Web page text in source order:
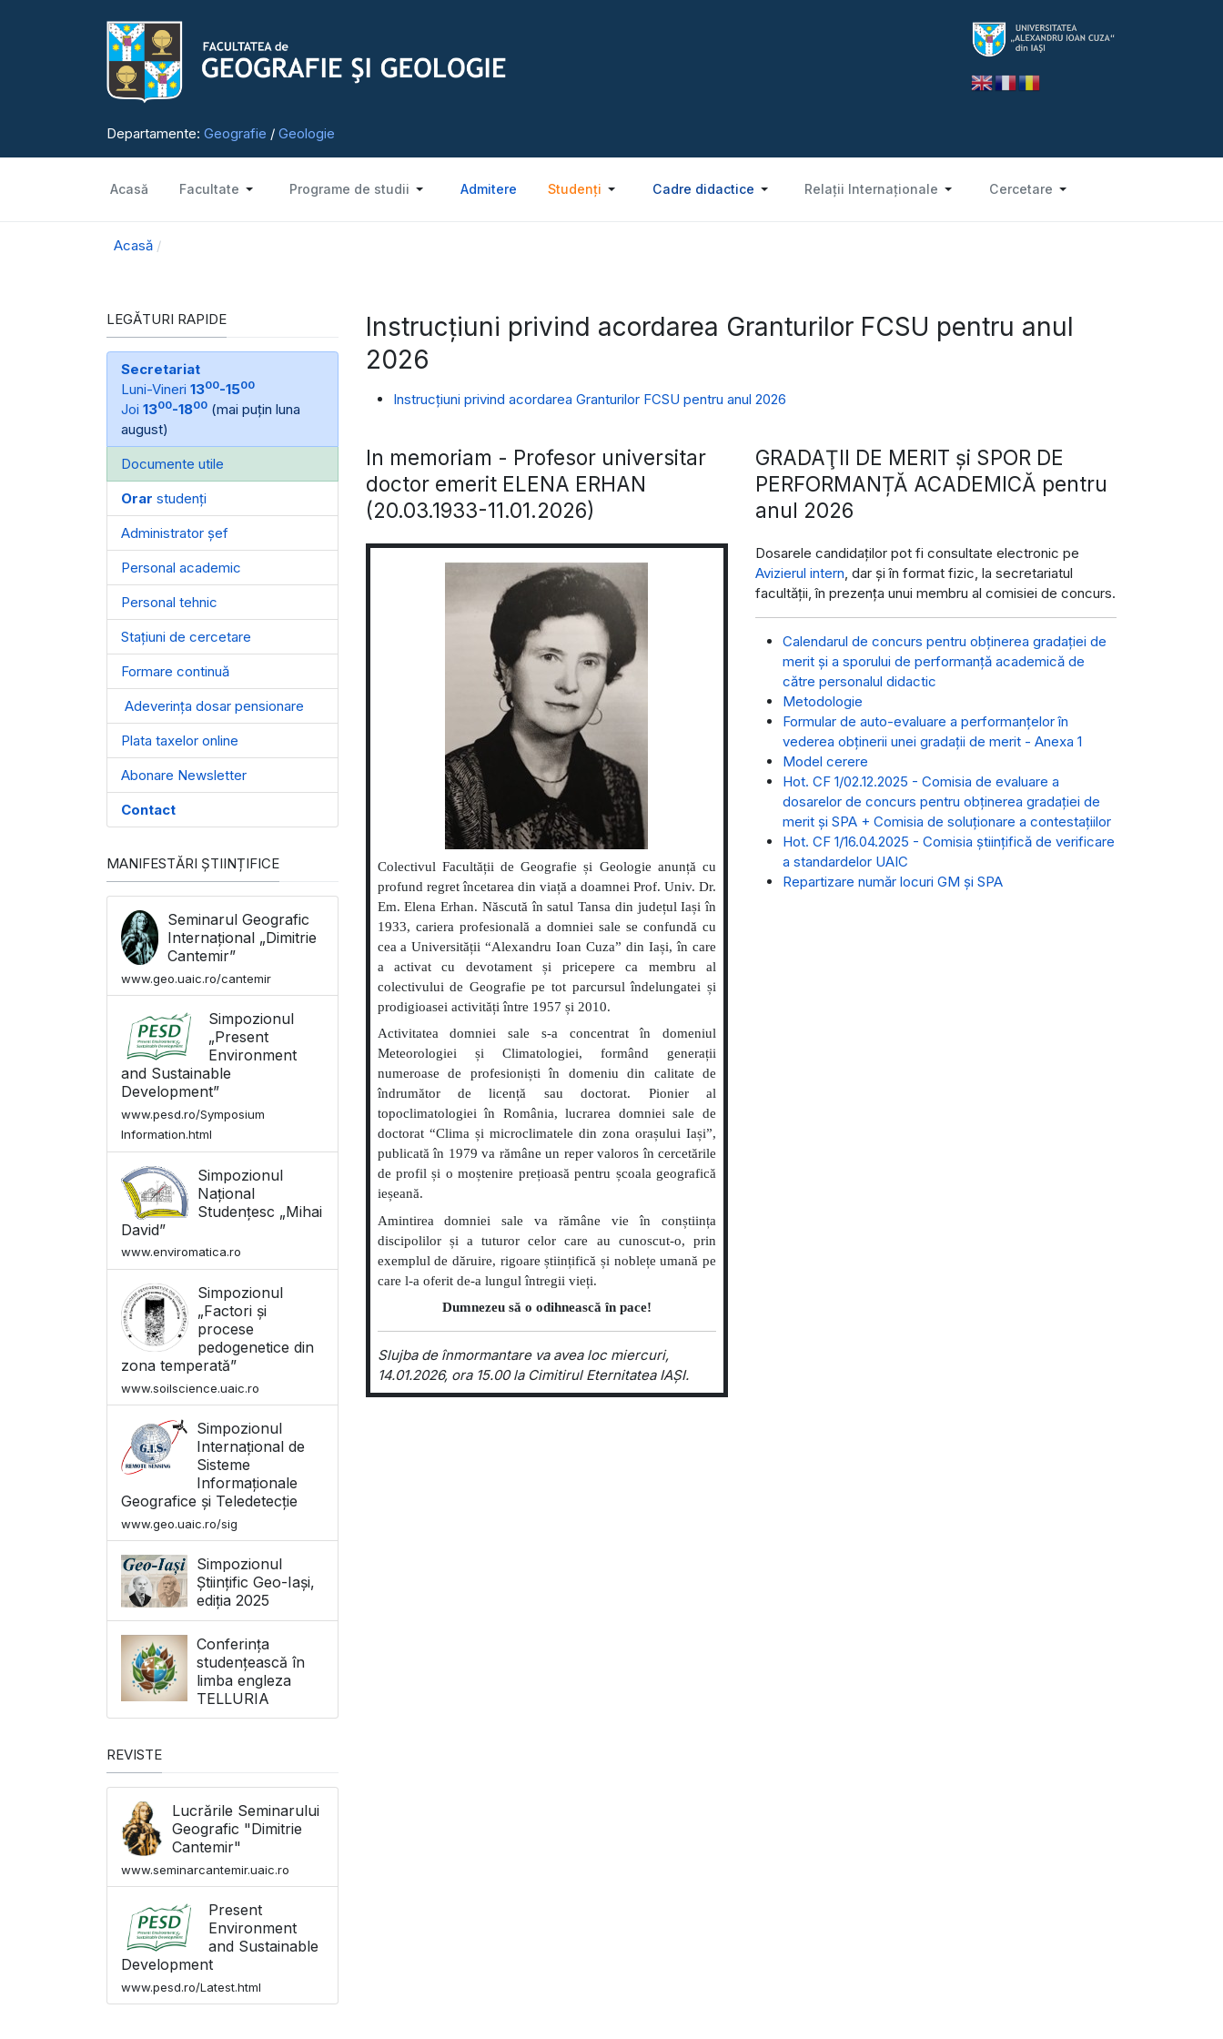
Departamente: Geografie / Geologie
Acasă Facultate Programe de studii Admitere Studenți Cadre didactice Relații Internaționale Cercetare
Acasă
Instrucțiuni privind acordarea Granturilor FCSU pentru anul
2026
Instrucțiuni privind acordarea Granturilor FCSU pentru anul 2026
In memoriam - Profesor universitar
doctor emerit ELENA ERHAN
(20.03.1933-11.01.2026)
Colectivul Facultății de Geografie și Geologie anunță cu
profund regret încetarea din viață a doamnei Prof. Univ. Dr.
Em. Elena Erhan. Născută în satul Tansa din județul Iași în
1933, cariera profesională a domniei sale se confundă cu
cea a Universității “Alexandru Ioan Cuza” din Iași, în care
a activat cu devotament și pricepere ca membru al
colectivului de Geografie pe tot parcursul îndelungatei și
prodigioasei activități între 1957 și 2010.
Activitatea domniei sale s-a concentrat în domeniul
Meteorologiei și Climatologiei, formând generații
numeroase de profesioniști în domeniu din calitate de
îndrumător de licență sau doctorat. Pionier al
topoclimatologiei în România, lucrarea domniei sale de
doctorat “Clima și microclimatele din zona orașului Iași”,
publicată în 1979 va rămâne un reper valoros în cercetările
de profil și o moștenire prețioasă pentru școala geografică
ieșeană.
Amintirea domniei sale va rămâne vie în conștiința
discipolilor și a tuturor celor care au cunoscut-o, prin
exemplul de dăruire, rigoare științifică și noblețe umană pe
care l-a oferit de-a lungul întregii vieți.
Dumnezeu să o odihnească în pace!
Slujba de înmormantare va avea loc miercuri,
14.01.2026, ora 15.00 la Cimitirul Eternitatea IAȘI.
GRADAŢII DE MERIT și SPOR DE
PERFORMANȚĂ ACADEMICĂ pentru
anul 2026
Dosarele candidaților pot fi consultate electronic pe
Avizierul intern, dar și în format fizic, la secretariatul
facultății, în prezența unui membru al comisiei de concurs.
Calendarul de concurs pentru obținerea gradației de
merit și a sporului de performanță academică de
către personalul didactic
Metodologie
Formular de auto-evaluare a performanțelor în
vederea obținerii unei gradații de merit - Anexa 1
Model cerere
Hot. CF 1/02.12.2025 - Comisia de evaluare a
dosarelor de concurs pentru obținerea gradației de
merit și SPA + Comisia de soluționare a contestațiilor
Hot. CF 1/16.04.2025 - Comisia științifică de verificare
a standardelor UAIC
Repartizare număr locuri GM și SPA
LEGĂTURI RAPIDE
Secretariat
Luni-Vineri 1300-1500
Joi 1300-1800 (mai puțin luna
august)
Documente utile
Orar studenți
Administrator șef
Personal academic
Personal tehnic
Stațiuni de cercetare
Formare continuă
Adeverința dosar pensionare
Plata taxelor online
Abonare Newsletter
Contact
MANIFESTĂRI ȘTIINȚIFICE
Seminarul Geografic
Internațional „Dimitrie
Cantemir”
www.geo.uaic.ro/cantemir
Simpozionul
„Present
Environment
and Sustainable
Development”
www.pesd.ro/Symposium
Information.html
Simpozionul
Național
Studențesc „Mihai
David”
www.enviromatica.ro
Simpozionul
„Factori și
procese
pedogenetice din
zona temperată”
www.soilscience.uaic.ro
Simpozionul
Internațional de
Sisteme
Informaționale
Geografice și Teledetecție
www.geo.uaic.ro/sig
Simpozionul
Științific Geo-Iași,
ediția 2025
Conferința
studențească în
limba engleza
TELLURIA
REVISTE
Lucrările Seminarului
Geografic "Dimitrie
Cantemir"
www.seminarcantemir.uaic.ro
Present
Environment
and Sustainable
Development
www.pesd.ro/Latest.html